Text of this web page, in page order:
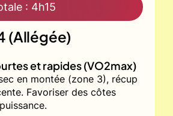
: 4h15
(Allégée)
et rapides (VO2max)
en montée (zone 3), récup
Favoriser des côtes